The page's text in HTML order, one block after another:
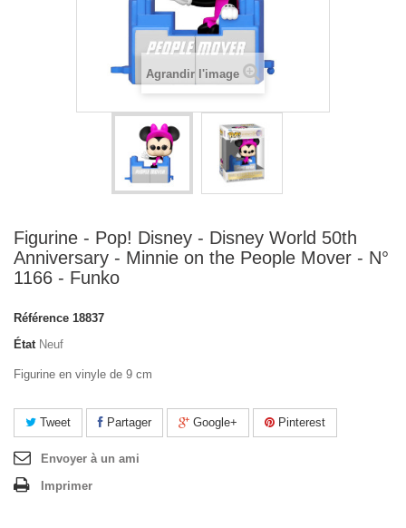
Agrandir l'image
Figurine - Pop! Disney - Disney World 50th
Anniversary - Minnie on the People Mover - N°
1166 - Funko
Référence 18837
État Neuf
Figurine en vinyle de 9 cm
Tweet Partager Google+ Pinterest
Envoyer à un ami
Imprimer